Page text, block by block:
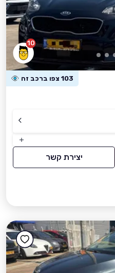
10
103 צפו ברכב זה
יצירת קשר